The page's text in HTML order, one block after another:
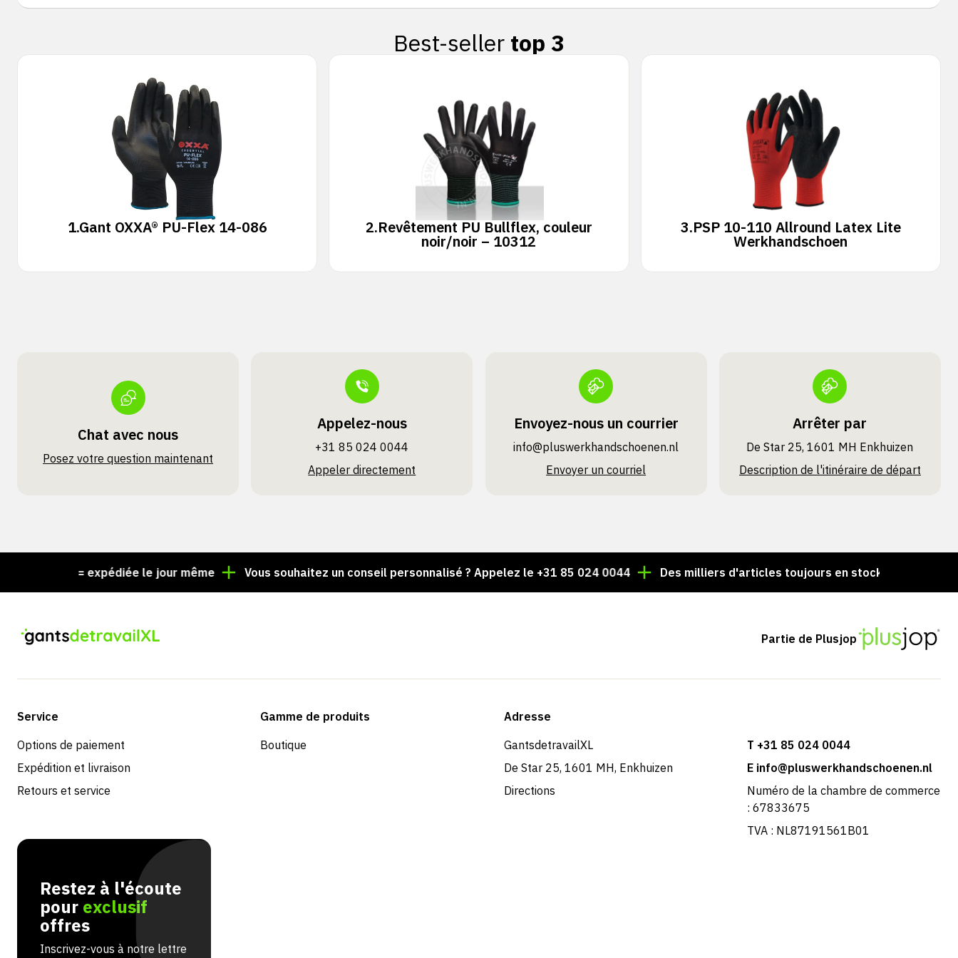
Best-seller top 3
1.Gant OXXA® PU-Flex 14-086 2.Revêtement PU Bullflex, couleur
noir/noir – 10312
3.PSP 10-110 Allround Latex Lite
Werkhandschoen
Chat avec nous
Posez votre question maintenant
Appelez-nous
+31 85 024 0044
Appeler directement
Envoyez-nous un courrier
info@pluswerk­handschoenen.nl
Envoyer un courriel
Arrêter par
De Star 25, 1601 MH Enkhuizen
Description de l'itinéraire de départ
15 h = expédiée le jour même Vous souhaitez un conseil personnalisé ? Appelez le +31 85 024 0044 Des milliers d'articles toujours en stock ! Commande
Partie de Plusjop
Service
Options de paiement
Expédition et livraison
Retours et service
Gamme de produits
Boutique
Adresse
GantsdetravailXL
De Star 25, 1601 MH, Enkhuizen
Directions
T +31 85 024 0044
E info@pluswerkhandschoenen.nl
Numéro de la chambre de commerce
: 67833675
TVA : NL87191561B01
Restez à l'écoute
pour exclusif
offres
Inscrivez-vous à notre lettre